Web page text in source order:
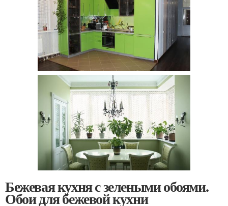
Бежевая кухня с зелеными обоями.
Обои для бежевой кухни